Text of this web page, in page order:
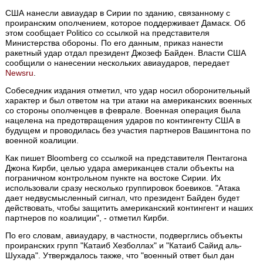
США нанесли авиаудар в Сирии по зданию, связанному с
проиранским ополчением, которое поддерживает Дамаск. Об
этом сообщает Politico со ссылкой на представителя
Министерства обороны. По его данным, приказ нанести
ракетный удар отдал президент Джозеф Байден. Власти США
сообщили о нанесении нескольких авиаударов, передает
Newsru
Собеседник издания отметил, что удар носил оборонительный
характер и был ответом на три атаки на американских военных
со стороны ополченцев в феврале. Военная операция была
нацелена на предотвращения ударов по контингенту США в
будущем и проводилась без участия партнеров Вашингтона по
военной коалиции.
Как пишет Bloomberg со ссылкой на представителя Пентагона
Джона Кирби, целью удара американцев стали объекты на
пограничном контрольном пункте на востоке Сирии. Их
использовали сразу несколько группировок боевиков. "Атака
дает недвусмысленный сигнал, что президент Байден будет
действовать, чтобы защитить американский контингент и наших
партнеров по коалиции", - отметил Кирби.
По его словам, авиаудару, в частности, подверглись объекты
проиранских групп "Катаиб Хезболлах" и "Катаиб Сайид аль-
Шухада". Утверждалось также, что "военный ответ был дан